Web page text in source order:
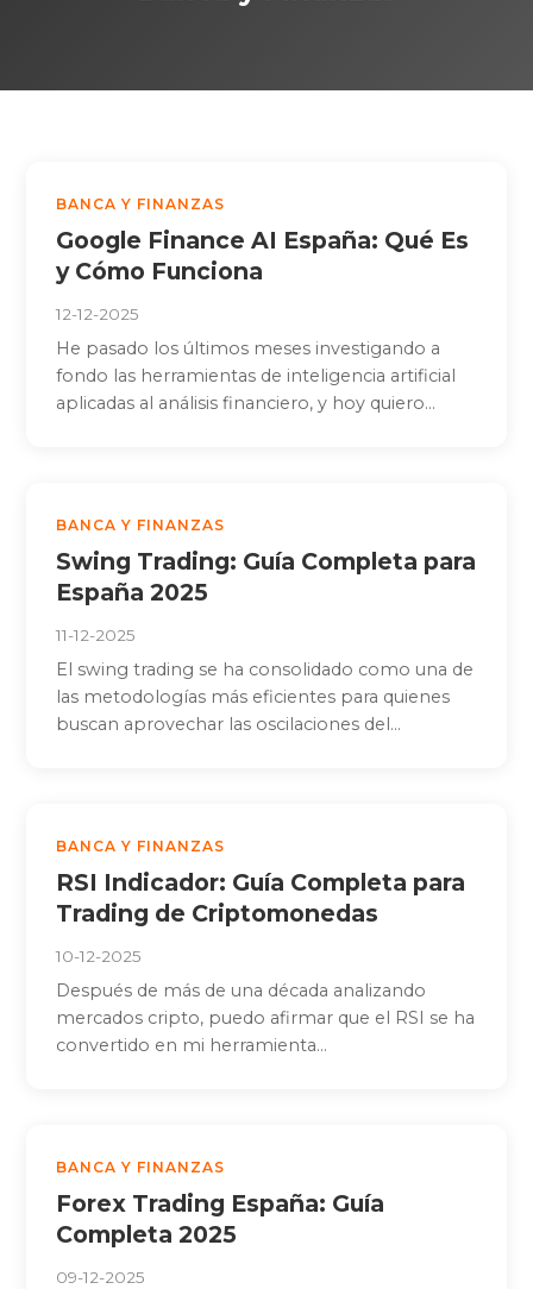
BANCA Y FINANZAS
Google Finance AI España: Qué Es
y Cómo Funciona
12-12-2025
He pasado los últimos meses investigando a
fondo las herramientas de inteligencia artificial
aplicadas al análisis financiero, y hoy quiero...
BANCA Y FINANZAS
Swing Trading: Guía Completa para
España 2025
11-12-2025
El swing trading se ha consolidado como una de
las metodologías más eficientes para quienes
buscan aprovechar las oscilaciones del...
BANCA Y FINANZAS
RSI Indicador: Guía Completa para
Trading de Criptomonedas
10-12-2025
Después de más de una década analizando
mercados cripto, puedo afirmar que el RSI se ha
convertido en mi herramienta...
BANCA Y FINANZAS
Forex Trading España: Guía
Completa 2025
09-12-2025